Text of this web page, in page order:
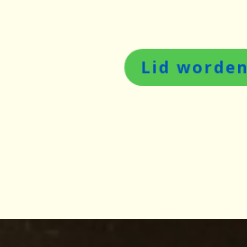
Lid worden